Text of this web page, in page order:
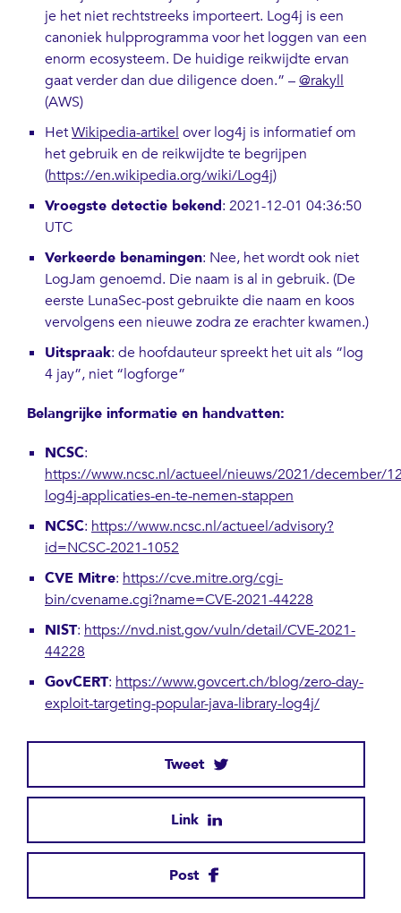
je het niet rechtstreeks importeert. Log4j is een
canoniek hulpprogramma voor het loggen van een
enorm ecosysteem. De huidige reikwijdte ervan
gaat verder dan due diligence doen.” –@rakyll
(AWS)
HetWikipedia-artikel over log4j is informatief om
het gebruik en de reikwijdte te begrijpen
(https://en.wikipedia.org/wiki/Log4j)
Vroegste detectie bekend: 2021-12-01 04:36:50
UTC
Verkeerde benamingen: Nee, het wordt ook niet
LogJam genoemd. Die naam is al in gebruik. (De
eerste LunaSec-post gebruikte die naam en koos
vervolgens een nieuwe zodra ze erachter kwamen.)
Uitspraak: de hoofdauteur spreekt het uit als “log
4 jay”, niet “logforge”
Belangrijke informatie en handvatten:
NCSC:
https://www.ncsc.nl/actueel/nieuws/2021/december/
log4j-applicaties-en-te-nemen-stappen
NCSC: https://www.ncsc.nl/actueel/advisory?
id=NCSC-2021-1052
CVE Mitre: https://cve.mitre.org/cgi-
bin/cvename.cgi?name=CVE-2021-44228
NIST: https://nvd.nist.gov/vuln/detail/CVE-2021-
44228
GovCERT: https://www.govcert.ch/blog/zero-day-
exploit-targeting-popular-java-library-log4j/
Tweet
Link
Post